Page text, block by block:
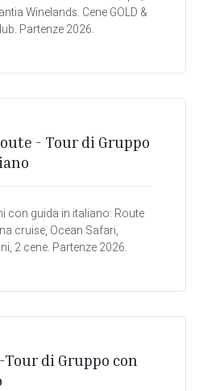
Winelands. Cene GOLD &
Partenze 2026.
- Tour di Gruppo
con guida in italiano: Route
cruise, Ocean Safari,
2 cene. Partenze 2026.
di Gruppo con